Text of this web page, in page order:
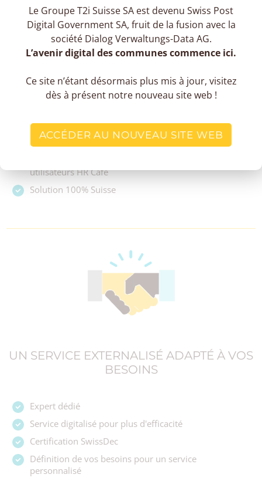
Le Groupe T2i Suisse SA est devenu Swiss Post
Digital Government SA, fruit de la fusion avec la
société Dialog Verwaltungs-Data AG.
L’avenir digital des communes commence ici.
Ce site n’étant désormais plus mis à jour, visitez
dès à présent notre nouveau site web !
ACCÉDER AU NOUVEAU SITE WEB
LES AVANTAGES DE HR CAFÉ SALAIRES
Centralisation de vos données RH et documents de
Paie rapide et juste grâce à l'assistance intelligente
Haute capacité d'adaptation
utilisateurs HR Café
Solution 100% Suisse
UN SERVICE EXTERNALISÉ ADAPTÉ À VOS
BESOINS
Expert dédié
Service digitalisé pour plus d'efficacité
Certification SwissDec
Définition de vos besoins pour un service
personnalisé